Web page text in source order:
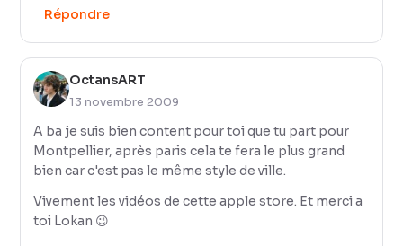
Répondre
OctansART
13 novembre 2009
A ba je suis bien content pour toi que tu part pour
Montpellier, après paris cela te fera le plus grand
bien car c'est pas le même style de ville.
Vivement les vidéos de cette apple store. Et merci a
toi Lokan 😉